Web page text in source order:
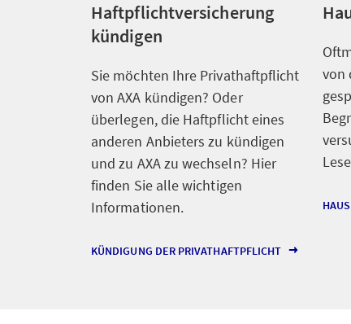
Haftpflichtversicherung
kündigen
Sie möchten Ihre Privathaftpflicht
von AXA kündigen? Oder
überlegen, die Haftpflicht eines
anderen Anbieters zu kündigen
und zu AXA zu wechseln? Hier
finden Sie alle wichtigen
Informationen.
KÜNDIGUNG DER PRIVATHAFTPFLICHT
von